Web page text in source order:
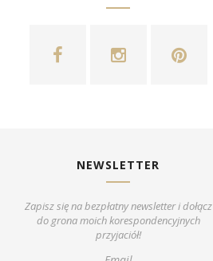
NEWSLETTER
Zapisz się na bezpłatny newsletter i dołącz
do grona moich korespondencyjnych
przyjaciół!